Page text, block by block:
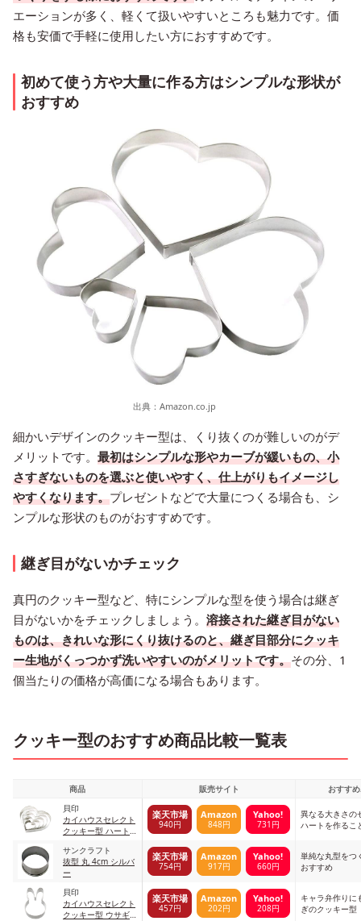
エーションが多く、軽くて扱いやすいところも魅力です。価
格も安価で手軽に使用したい方におすすめです。
初めて使う方や大量に作る方はシンプルな形状が
おすすめ
出典： Amazon.co.jp
細かいデザインのクッキー型は、くり抜くのが難しいのがデ
メリットです。 最初はシンプルな形やカーブが緩いもの、小
さすぎないものを選ぶと使いやすく、仕上がりもイメージし
やすくなります。プレゼントなどで大量につくる場合も、シ
ンプルな形状のものがおすすめです。
継ぎ目がないかチェック
真円のクッキー型など、特にシンプルな型を使う場合は継ぎ
目がないかをチェックしましょう。 溶接された継ぎ目がない
ものは、きれいな形にくり抜けるのと、継ぎ目部分にクッキ
ー生地がくっつかず洗いやすいのがメリットです。その分、1
個当たりの価格が高価になる場合もあります。
クッキー型のおすすめ商品比較一覧表
商品 販売サイト
おすす
貝印
カイハウスセレクト
クッキー型 ハート
楽天市場
940円
Amazon
848円
Yahoo!
731円
異なる大きさの
ハートを作るこ
サンクラフト
抜型 丸 4cm シルバ
ー
楽天市場
754円
Amazon
917円
Yahoo!
660円
単純な丸型をつ
おすすめ
貝印
カイハウスセレクト
クッキー型 ウサギ
楽天市場
457円
Amazon
202円
Yahoo!
208円
キャラ弁作りに
ぎのクッキー型